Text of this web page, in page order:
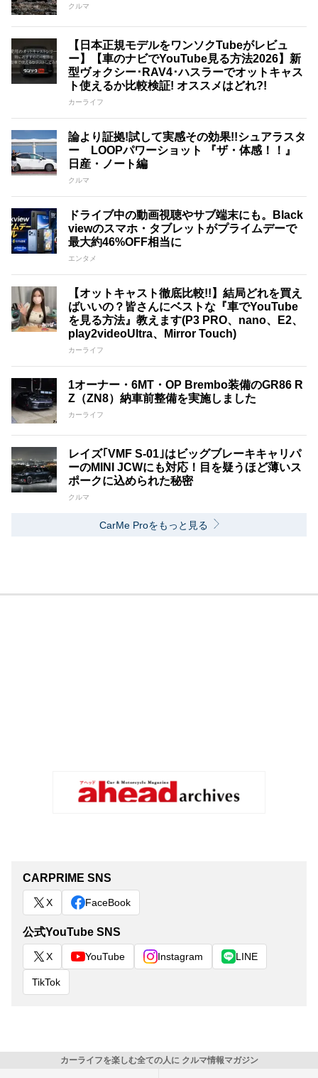
クルマ
【日本正規モデルをワンソクTubeがレビュ
ー】【車のナビでYouTube見る方法2026】新
型ヴォクシー･RAV4･ハスラーでオットキャス
ト使えるか比較検証! オススメはどれ?!
カーライフ
論より証拠!試して実感その効果!!シュアラスタ
ー LOOPパワーショット 『ザ・体感！！』
日産・ノート編
クルマ
ドライブ中の動画視聴やサブ端末にも。Black
viewのスマホ・タブレットがプライムデーで
最大約46%OFF相当に
エンタメ
【オットキャスト徹底比較!!】結局どれを買え
ばいいの？皆さんにベストな『車でYouTube
を見る方法』教えます(P3 PRO、nano、E2、
play2videoUltra、Mirror Touch)
カーライフ
1オーナー・6MT・OP Brembo装備のGR86 R
Z（ZN8）納車前整備を実施しました
カーライフ
レイズ｢VMF S-01｣はビッグブレーキキャリパ
ーのMINI JCWにも対応！目を疑うほど薄いス
ポークに込められた秘密
クルマ
CarMe Proをもっと見る
CARPRIME SNS
X FaceBook
公式YouTube SNS
X YouTube Instagram LINE
TikTok
カーライフを楽しむ全ての人に クルマ情報マガジン